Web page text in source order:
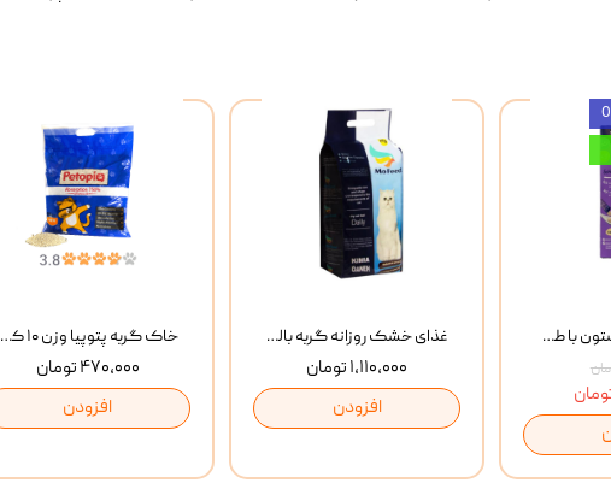
خاک گربه پتوپیا وزن ۱۰ کیلوگرم
۴۷۰,۰۰۰ تومان
افزودن
غذای خشک روزانه گربه بالغ مفید MoFeed Adult Daily Cat Food وزن 2 کیلوگرم
۱,۱۱۰,۰۰۰ تومان
افزودن
بستنی گربه وینستون با طعم مرغ و ماهی Winstone Chicken & Fish بسته 8 عددی